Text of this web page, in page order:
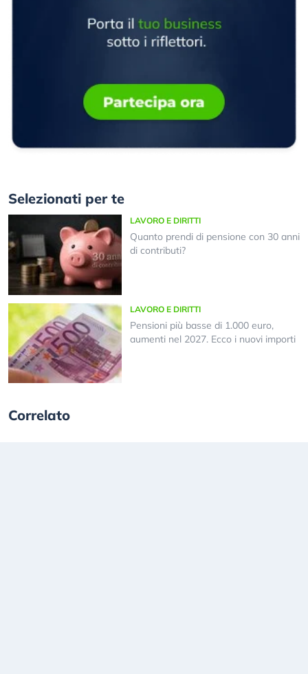
Selezionati per te
LAVORO E DIRITTI
Quanto prendi di pensione con 30 anni
di contributi?
LAVORO E DIRITTI
Pensioni più basse di 1.000 euro,
aumenti nel 2027. Ecco i nuovi importi
Correlato